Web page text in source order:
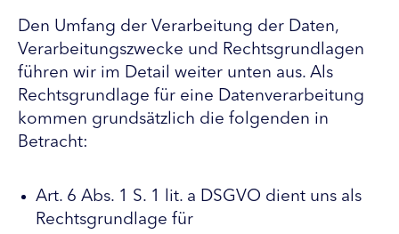
Den Umfang der Verarbeitung der Daten,
Verarbeitungszwecke und Rechtsgrundlagen
führen wir im Detail weiter unten aus. Als
Rechtsgrundlage für eine Datenverarbeitung
kommen grundsätzlich die folgenden in
Betracht:
Art. 6 Abs. 1 S. 1 lit. a DSGVO dient uns als
Rechtsgrundlage für